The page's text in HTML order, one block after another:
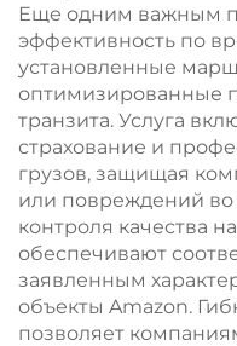
Еще одним важным
эффективность по
установленные
оптимизированные
транзита. Услуга
страхование и
грузов, защищая
или повреждений
контроля качества
обеспечивают
заявленным
объекты Amazon.
позволяет